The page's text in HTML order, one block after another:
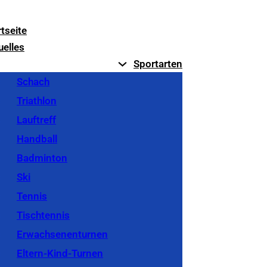
Sportarten
Schach
Triathlon
Lauftreff
Handball
Badminton
Ski
Tennis
Tischtennis
Erwachsenenturnen
Eltern-Kind-Turnen